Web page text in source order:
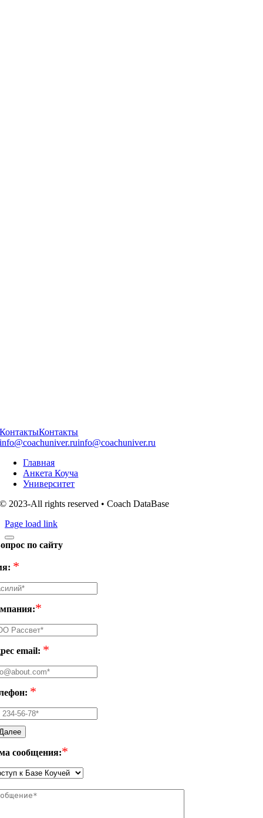
КонтактыКонтакты
info@coachuniver.ruinfo@coachuniver.ru
Главная
Анкета Коуча
Университет
© 2023-All rights reserved • Coach DataBase
Page load link
по сайту
*
*
email: *
*
сообщения:*